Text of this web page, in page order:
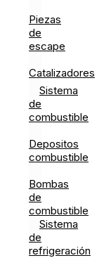
Piezas
de
escape
Catalizadores
Sistema
de
combustible
Depositos
combustible
Bombas
de
combustible
Sistema
de
refrigeración